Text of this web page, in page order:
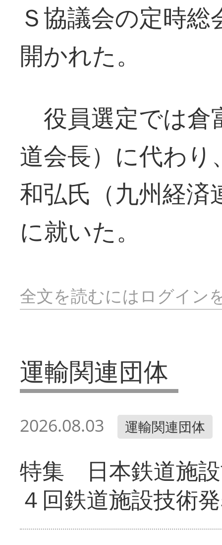
Ｓ協議会の定時
開かれた。
役員選定では倉
道会長）に代わり
和弘氏（九州経済
に就いた。
全文を読むにはログイン
運輸関連団体
2026.08.03 運輸関連団体
特集 日本鉄道施
４回鉄道施設技術